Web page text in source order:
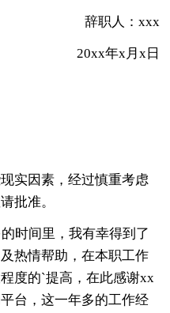
辞职人：xxx
20xx年x月x日
因素，经过慎重考虑
批准。
间里，我有幸得到了
热情帮助，在本职工作
度的`提高，在此感谢xx
台，这一年多的工作经